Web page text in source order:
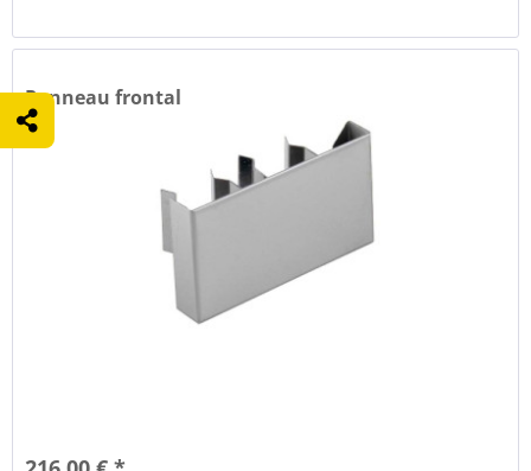
Panneau frontal